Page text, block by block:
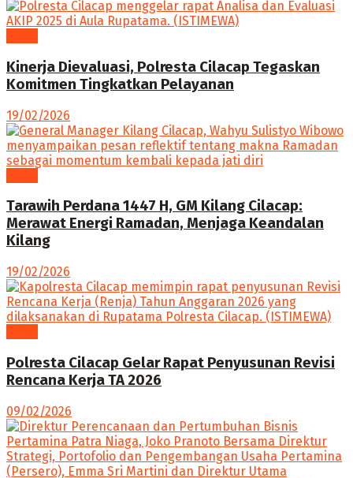
Kinerja Dievaluasi, Polresta Cilacap Tegaskan
Komitmen Tingkatkan Pelayanan
19/02/2026
Tarawih Perdana 1447 H, GM Kilang Cilacap:
Merawat Energi Ramadan, Menjaga Keandalan
Kilang
19/02/2026
Polresta Cilacap Gelar Rapat Penyusunan Revisi
Rencana Kerja TA 2026
09/02/2026